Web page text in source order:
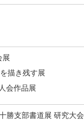
展
描き残す展
会作品展
勝支部書道展 研究大会